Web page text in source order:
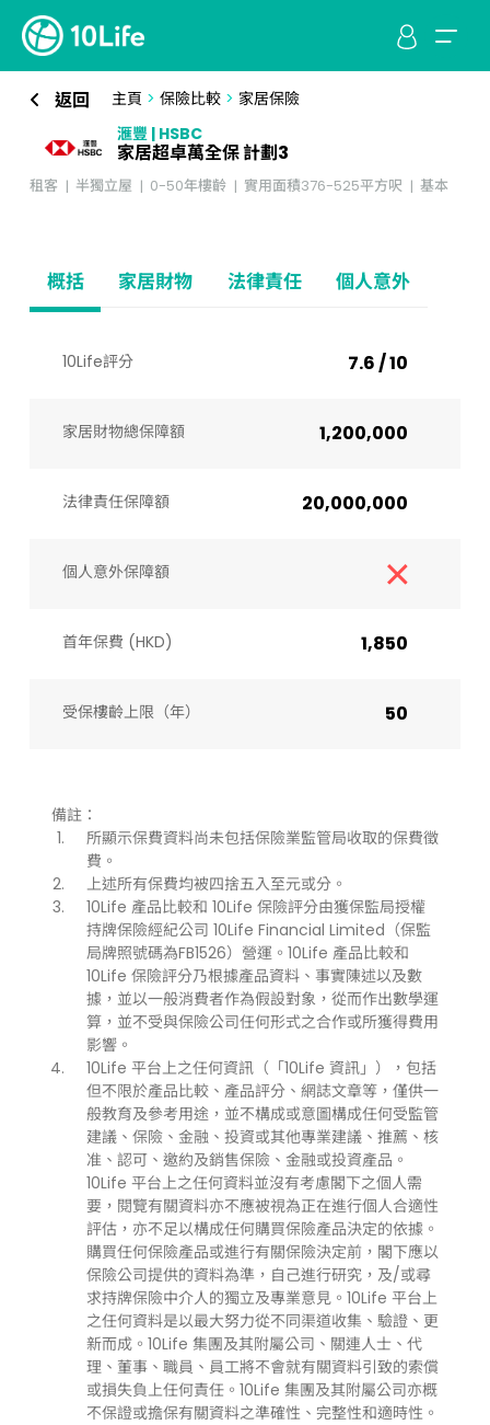
返回 主頁 > 保險比較> 家居保險
滙豐 | HSBC
家居超卓萬全保 計劃3
租客 半獨立屋 0-50年樓齡 實用面積376-525平方呎 基本
概括 家居財物 法律責任 個人意外
10Life評分 7.6 / 10
家居財物總保障額 1,200,000
法律責任保障額 20,000,000
個人意外保障額
首年保費 (HKD) 1,850
受保樓齡上限（年）​ 50
備註：
所顯示保費資料尚未包括保險業監管局收取的保費徵
費。
上述所有保費均被四捨五入至元或分。
10Life 產品比較和 10Life 保險評分由獲保監局授權
持牌保險經紀公司 10Life Financial Limited（保監
局牌照號碼為FB1526）營運。10Life 產品比較和
10Life 保險評分乃根據產品資料、事實陳述以及數
據，並以一般消費者作為假設對象，從而作出數學運
算，並不受與保險公司任何形式之合作或所獲得費用
影響。
10Life 平台上之任何資訊（「10Life 資訊」），包括
但不限於產品比較、產品評分、網誌文章等，僅供一
般教育及參考用途，並不構成或意圖構成任何受監管
建議、保險、金融、投資或其他專業建議、推薦、核
准、認可、邀約及銷售保險、金融或投資產品。
10Life 平台上之任何資料並沒有考慮閣下之個人需
要，閱覽有關資料亦不應被視為正在進行個人合適性
評估，亦不足以構成任何購買保險產品決定的依據。
購買任何保險產品或進行有關保險決定前，閣下應以
保險公司提供的資料為準，自己進行研究，及/或尋
求持牌保險中介人的獨立及專業意見。10Life 平台上
之任何資料是以最大努力從不同渠道收集、驗證、更
新而成。10Life 集團及其附屬公司、關連人士、代
理、董事、職員、員工將不會就有關資料引致的索償
或損失負上任何責任。10Life 集團及其附屬公司亦概
不保證或擔保有關資料之準確性、完整性和適時性。